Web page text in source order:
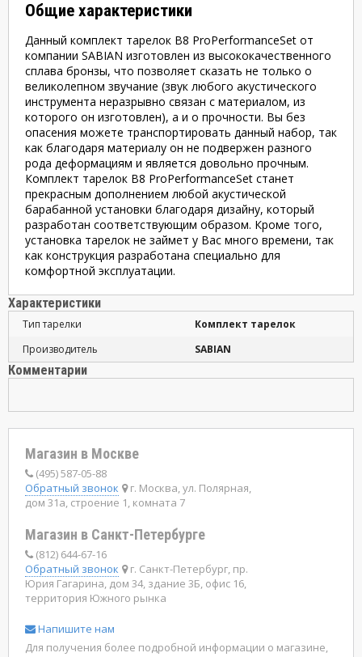
Общие характеристики
Данный комплект тарелок B8 ProPerformanceSet от
компании SABIAN изготовлен из высококачественного
сплава бронзы, что позволяет сказать не только о
великолепном звучание (звук любого акустического
инструмента неразрывно связан с материалом, из
которого он изготовлен), а и о прочности. Вы без
опасения можете транспортировать данный набор, так
как благодаря материалу он не подвержен разного
рода деформациям и является довольно прочным.
Комплект тарелок B8 ProPerformanceSet станет
прекрасным дополнением любой акустической
барабанной установки благодаря дизайну, который
разработан соответствующим образом. Кроме того,
установка тарелок не займет у Вас много времени, так
как конструкция разработана специально для
комфортной эксплуатации.
Характеристики
Тип тарелки
Комплект тарелок
Производитель
SABIAN
Комментарии
Магазин в Москве
(495) 587-05-88
Обратный звонок
г. Москва, ул. Полярная,
дом 31а, строение 1, комната 7
Магазин в Санкт-Петербурге
(812) 644-67-16
Обратный звонок
г. Санкт-Петербург, пр.
Юрия Гагарина, дом 34, здание 3Б, офис 16,
территория Южного рынка
Напишите нам
Для получения более подробной информации о магазине,